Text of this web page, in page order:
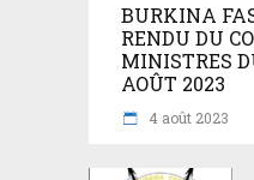
BURKINA
RENDU DU
MINISTRES
AOÛT 2023
4 août 2023